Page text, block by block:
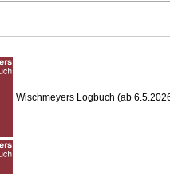
Wischmeyers Logbuch (ab